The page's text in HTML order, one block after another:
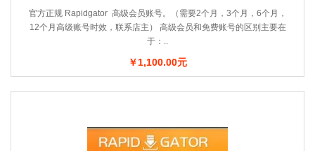
官方正规 Rapidgator 高级会员账号。（需要2个月，3个月，6个月，
12个月高级账号时效，联系店主） 高级会员和免费账号的区别主要在
于：..
￥1,100.00元